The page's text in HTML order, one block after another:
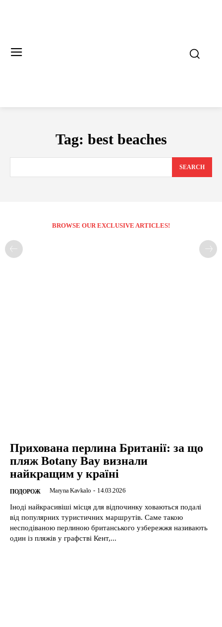
Tag: best beaches
SEARCH
BROWSE OUR EXCLUSIVE ARTICLES!
Прихована перлина Британії: за що
пляж Botany Bay визнали
найкращим у країні
ПОДОРОЖ Maryna Kavkalo - 14.03.2026
Іноді найкрасивіші місця для відпочинку ховаються подалі
від популярних туристичних маршрутів. Саме такою
несподіваною перлиною британського узбережжя називають
один із пляжів у графстві Кент,...